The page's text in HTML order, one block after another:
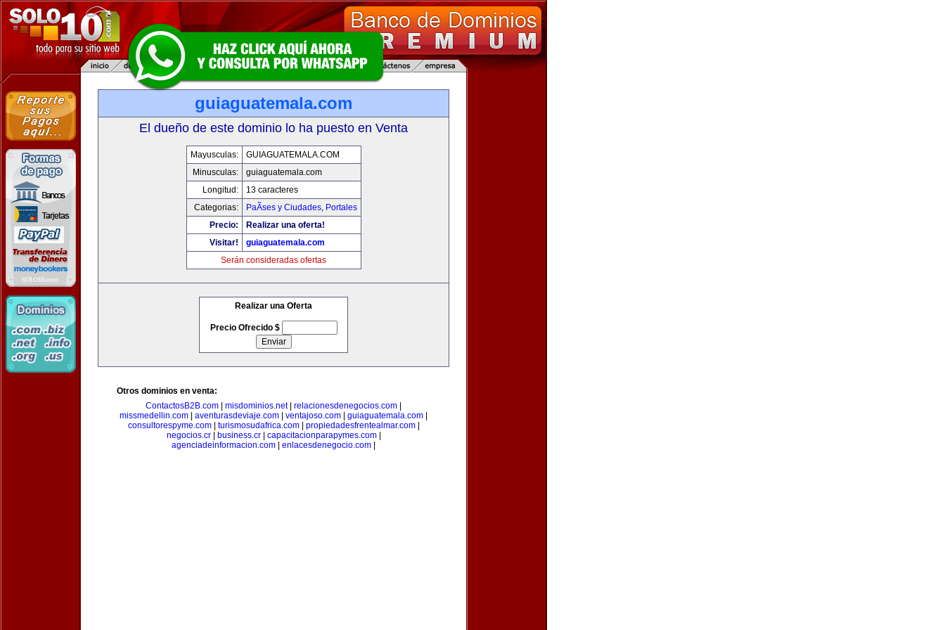
guiaguatemala.com
El dueño de este dominio lo ha puesto en Venta
Mayusculas:
GUIAGUATEMALA.COM
Minusculas:
guiaguatemala.com
Longitud:
13 caracteres
Categorias:
PaÃ­ses y Ciudades, Portales
Precio:
Realizar una oferta!
Visitar!
guiaguatemala.com
Serán consideradas ofertas
Realizar una Oferta
Precio Ofrecido $
Otros dominios en venta:
ContactosB2B.com
misdominios.net| relacionesdenegocios.com
missmedellin.com
aventurasdeviaje.com ventajoso.com guiaguatemala.com
consultorespyme.com| turismosudafrica.com| propiedadesfrentealmar.com|
negocios.cr| business.cr| capacitacionparapymes.com|
agenciadeinformacion.com
enlacesdenegocio.com